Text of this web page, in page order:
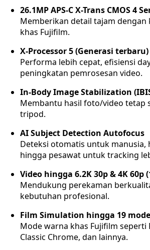
26.1MP APS-C X-Trans CMOS 4
Memberikan detail tajam dengan
khas Fujifilm.
X-Processor 5 (Generasi terbaru)
Performa lebih cepat, efisiensi
peningkatan pemrosesan video.
In-Body Image Stabilization
Membantu hasil foto/video tetap
tripod.
AI Subject Detection Autofocus
Deteksi otomatis untuk manusia,
hingga pesawat untuk tracking
Video hingga 6.2K 30p & 4K 60p
Mendukung perekaman
kebutuhan profesional.
Film Simulation hingga 19 mode
Mode warna khas Fujifilm seperti
Classic Chrome, dan lainnya.